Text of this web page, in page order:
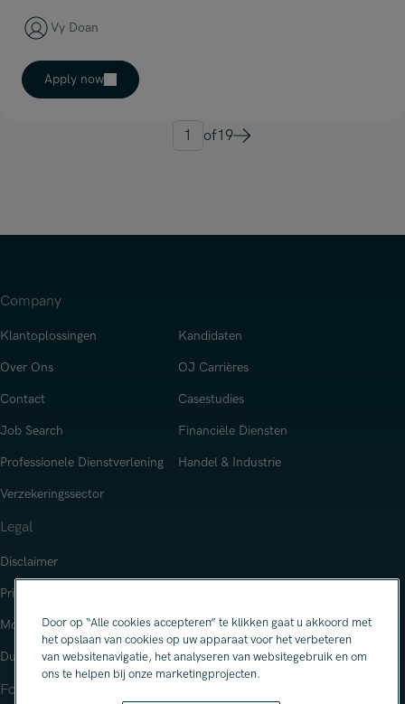
Vy Doan
Apply now
1 of19Next
Company
Klantoplossingen Kandidaten
Over Ons OJ Carrières
Contact Casestudies
Job Search Financiële Diensten
Professionele Dienstverlening Handel & Industrie
Verzekeringssector
Legal
Disclaimer
Privacy Notice
Modern Slavery Statement
Duurzaamheid
Follow Us
Door op “Alle cookies accepteren” te klikken gaat u akkoord met
het opslaan van cookies op uw apparaat voor het verbeteren
van websitenavigatie, het analyseren van websitegebruik en om
ons te helpen bij onze marketingprojecten.